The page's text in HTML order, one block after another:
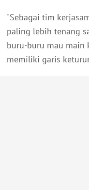
"Sebagai tim
paling lebih tenang
buru-buru mau main
memiliki garis